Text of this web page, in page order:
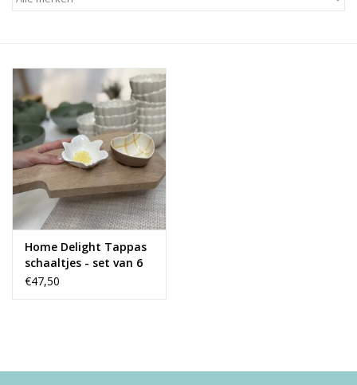
NIEUW!
Sale!
Kleuren
Home Delight Tappas
schaaltjes - set van 6
€47,50